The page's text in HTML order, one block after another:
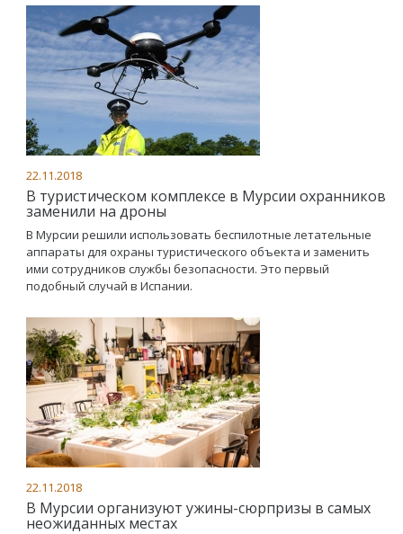
22.11.2018
В туристическом комплексе в Мурсии охранников
заменили на дроны
В Мурсии решили использовать беспилотные летательные
аппараты для охраны туристического объекта и заменить
ими сотрудников службы безопасности. Это первый
подобный случай в Испании.
22.11.2018
В Мурсии организуют ужины-сюрпризы в самых
неожиданных местах